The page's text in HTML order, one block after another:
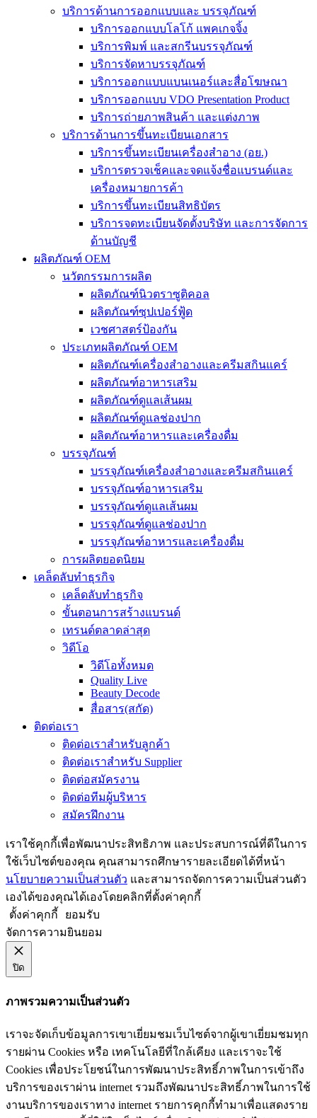
บริการด้านการออกแบบและ บรรจุภัณฑ์
บริการออกแบบโลโก้ แพคเกจจิ้ง
บริการพิมพ์ และสกรีนบรรจุภัณฑ์
บริการจัดหาบรรจุภัณฑ์
บริการออกแบบแบนเนอร์และสื่อโฆษณา
บริการออกแบบ VDO Presentation Product
บริการถ่ายภาพสินค้า และแต่งภาพ
บริการด้านการขึ้นทะเบียนเอกสาร
บริการขึ้นทะเบียนเครื่องสำอาง (อย.)
บริการตรวจเช็คและจดแจ้งชื่อแบรนด์และ
เครื่องหมายการค้า
บริการขึ้นทะเบียนสิทธิบัตร
บริการจดทะเบียนจัดตั้งบริษัท และการจัดการ
ด้านบัญชี
ผลิตภัณฑ์ OEM
นวัตกรรมการผลิต
ผลิตภัณฑ์นิวตราซูติคอล
ผลิตภัณฑ์ซุปเปอร์ฟู้ด
เวชศาสตร์ป้องกัน
ประเภทผลิตภัณฑ์ OEM
ผลิตภัณฑ์เครื่องสำอางและครีมสกินแคร์
ผลิตภัณฑ์อาหารเสริม
ผลิตภัณฑ์ดูแลเส้นผม
ผลิตภัณฑ์ดูแลช่องปาก
ผลิตภัณฑ์อาหารและเครื่องดื่ม
บรรจุภัณฑ์
บรรจุภัณฑ์เครื่องสำอางและครีมสกินแคร์
บรรจุภัณฑ์อาหารเสริม
บรรจุภัณฑ์ดูแลเส้นผม
บรรจุภัณฑ์ดูแลช่องปาก
บรรจุภัณฑ์อาหารและเครื่องดื่ม
การผลิตยอดนิยม
เคล็ดลับทำธุรกิจ
เคล็ดลับทำธุรกิจ
ขั้นตอนการสร้างแบรนด์
เทรนด์ตลาดล่าสุด
วิดีโอ
วิดีโอทั้งหมด
Quality Live
Beauty Decode
สื่อสาร(สกัด)
ติดต่อเรา
ติดต่อเราสำหรับลูกค้า
ติดต่อเราสำหรับ Supplier
ติดต่อสมัครงาน
ติดต่อทีมผู้บริหาร
สมัครฝึกงาน
เราใช้คุกกี้เพื่อพัฒนาประสิทธิภาพ และประสบการณ์ที่ดีในการ
ใช้เว็บไซต์ของคุณ คุณสามารถศึกษารายละเอียดได้ที่หน้า
นโยบายความเป็นส่วนตัว และสามารถจัดการความเป็นส่วนตัว
เองได้ของคุณได้เองโดยคลิกที่ตั้งค่าคุกกี้
ตั้งค่าคุกกี้
ยอมรับ
จัดการความยินยอม
ปิด
ภาพรวมความเป็นส่วนตัว
เราจะจัดเก็บข้อมูลการเขาเยี่ยมชมเว็บไซต์จากผู้เขาเยี่ยมชมทุก
รายผ่าน Cookies หรือ เทคโนโลยีที่ใกล้เคียง และเราจะใช้
Cookies เพื่อประโยชน์ในการพัฒนาประสิทธิ์ภาพในการเข้าถึง
บริการของเราผ่าน internet รวมถึงพัฒนาประสิทธิ์ภาพในการใช้
งานบริการของเราทาง internet รายการคุกกี้ทำมาเพื่อแสดงราย